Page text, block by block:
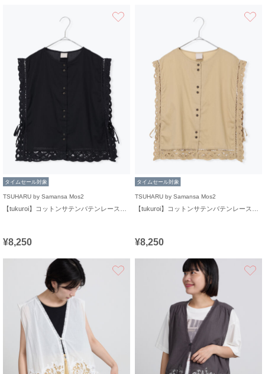
タイムセール対象
TSUHARU by Samansa Mos2
¥8,250
タイムセール対象
TSUHARU by Samansa Mos2
¥8,250